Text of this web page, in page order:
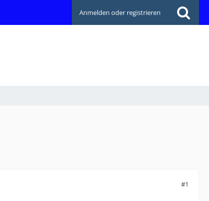
Anmelden oder registrieren
#1